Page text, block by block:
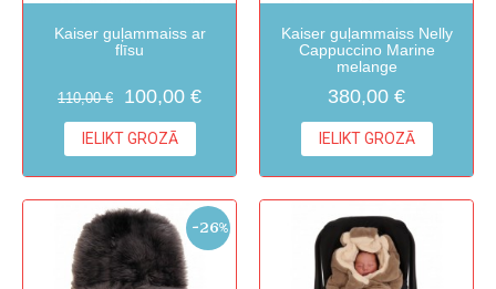
Kaiser guļammaiss ar
flīsu
110,00 € 100,00 €
IELIKT GROZĀ
Kaiser guļammaiss Nelly
Cappuccino Marine
melange
380,00 €
IELIKT GROZĀ
-26%